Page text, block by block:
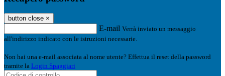
button close ×
E-mail Verrà inviato un messaggio
all'indirizzo indicato con le istruzioni necessarie.
Non hai una e-mail associata al nome utente? Effettua il reset della password
tramite la Login Spaggiari